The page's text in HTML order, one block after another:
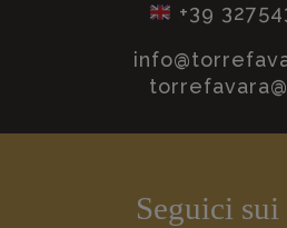
+39
Seguici